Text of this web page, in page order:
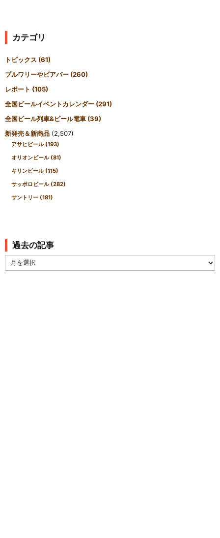
カテゴリ
トピックス (61)
ブルワリーやビアバー (260)
レポート (105)
全国ビールイベントカレンダー (291)
全国ビール列車&ビール電車 (39)
新発売＆新商品 (2,507)
アサヒビール (193)
オリオンビール (81)
キリンビール (115)
サッポロビール (282)
サントリー (181)
過去の記事
去